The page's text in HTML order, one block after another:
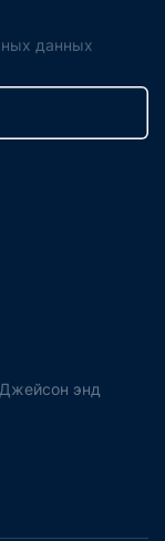
данных
энд